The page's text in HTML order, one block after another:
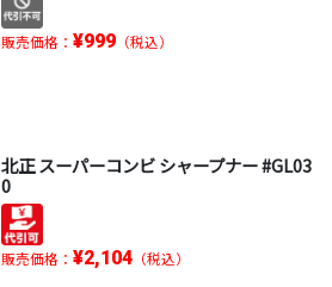
販売価格： ¥999（税込）
北正 スーパーコンビ シャープナー #GL03
0
販売価格： ¥2,104（税込）